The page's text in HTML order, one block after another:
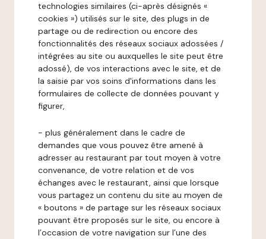
technologies similaires (ci-après désignés «
cookies ») utilisés sur le site, des plugs in de
partage ou de redirection ou encore des
fonctionnalités des réseaux sociaux adossées /
intégrées au site ou auxquelles le site peut être
adossé), de vos interactions avec le site, et de
la saisie par vos soins d'informations dans les
formulaires de collecte de données pouvant y
figurer,
- plus généralement dans le cadre de
demandes que vous pouvez être amené à
adresser au restaurant par tout moyen à votre
convenance, de votre relation et de vos
échanges avec le restaurant, ainsi que lorsque
vous partagez un contenu du site au moyen de
« boutons » de partage sur les réseaux sociaux
pouvant être proposés sur le site, ou encore à
l’occasion de votre navigation sur l’une des